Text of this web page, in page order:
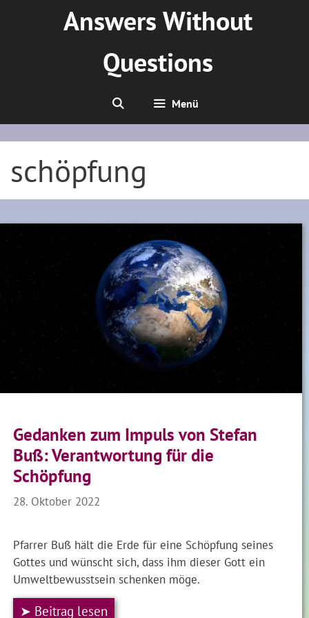
Answers Without
Questions
Menü
schöpfung
Gedanken zum Impuls von Stefan
Buß: Verantwortung für die
Schöpfung
28. Oktober 2022
Pfarrer Buß hält die Erde für eine Schöpfung seines
Gottes und wünscht sich, dass ihm dieser Gott ein
Umweltbewusstsein schenken möge.
➤ Beitrag lesen